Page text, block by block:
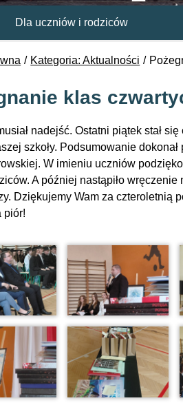
Dla uczniów i rodziców
Kategoria: Aktualności
klas
nadejść. Ostatni piątek stał
szkoły. Podsumowanie
W imieniu uczniów
A później nastąpiło
Dziękujemy Wam za czteroletnią
piór!